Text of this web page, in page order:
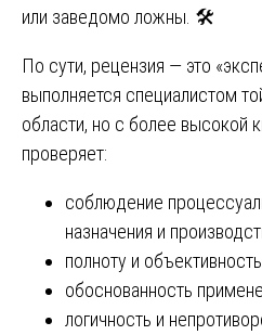
или заведомо ложны. 🛠️
По сути, рецензия — это
выполняется специалистом
области, но с более высокой
проверяет:
соблюдение
назначения и
полноту и
обоснованность
логичность и